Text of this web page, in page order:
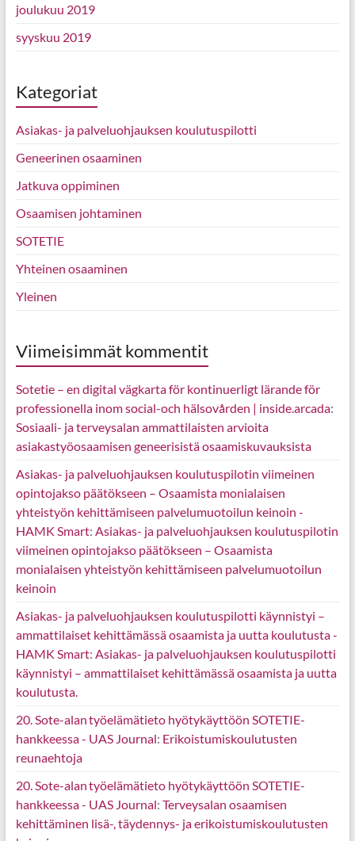
joulukuu 2019
syyskuu 2019
Kategoriat
Asiakas- ja palveluohjauksen koulutuspilotti
Geneerinen osaaminen
Jatkuva oppiminen
Osaamisen johtaminen
SOTETIE
Yhteinen osaaminen
Yleinen
Viimeisimmät kommentit
Sotetie – en digital vägkarta för kontinuerligt lärande för
professionella inom social-och hälsovården | inside.arcada:
Sosiaali- ja terveysalan ammattilaisten arvioita
asiakastyöosaamisen geneerisistä osaamiskuvauksista
Asiakas- ja palveluohjauksen koulutuspilotin viimeinen
opintojakso päätökseen – Osaamista monialaisen
yhteistyön kehittämiseen palvelumuotoilun keinoin -
HAMK Smart: Asiakas- ja palveluohjauksen koulutuspilotin
viimeinen opintojakso päätökseen – Osaamista
monialaisen yhteistyön kehittämiseen palvelumuotoilun
keinoin
Asiakas- ja palveluohjauksen koulutuspilotti käynnistyi –
ammattilaiset kehittämässä osaamista ja uutta koulutusta -
HAMK Smart: Asiakas- ja palveluohjauksen koulutuspilotti
käynnistyi – ammattilaiset kehittämässä osaamista ja uutta
koulutusta.
20. Sote-alan työelämätieto hyötykäyttöön SOTETIE-
hankkeessa - UAS Journal: Erikoistumiskoulutusten
reunaehtoja
20. Sote-alan työelämätieto hyötykäyttöön SOTETIE-
hankkeessa - UAS Journal: Terveysalan osaamisen
kehittäminen lisä-, täydennys- ja erikoistumiskoulutusten